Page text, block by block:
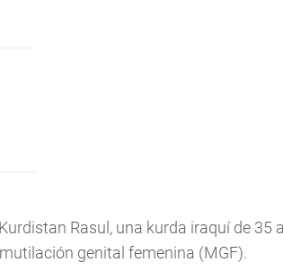
Rasul, una kurda iraquí de 35
genital femenina (MGF).